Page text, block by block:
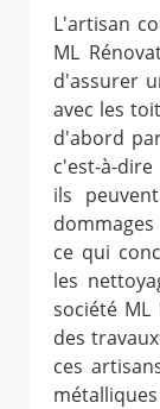
L'artisan
ML
d'assurer
avec les
d'abord
c'est-à-
ils
ce qui
les
société
des
ces